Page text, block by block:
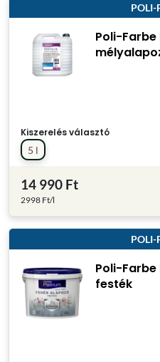
POLI-
Poli-
Kiszerelés választó
5 l
14 990 Ft
2998 Ft/l
POLI-
Poli-
festék